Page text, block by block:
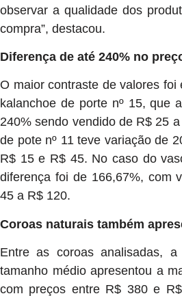
observar a qualidade dos
compra”, destacou.
Diferença de até 240% no
O maior contraste de valores foi
kalanchoe de porte nº 15, que
240% sendo vendido de R$ 25
de pote nº 11 teve variação de
R$ 15 e R$ 45. No caso do
diferença foi de 166,67%, com
45 a R$ 120.
Coroas naturais também
Entre as coroas analisadas,
tamanho médio apresentou a
com preços entre R$ 380 e